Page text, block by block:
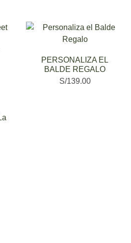
PERSONALIZA EL
BALDE REGALO
S/139.00